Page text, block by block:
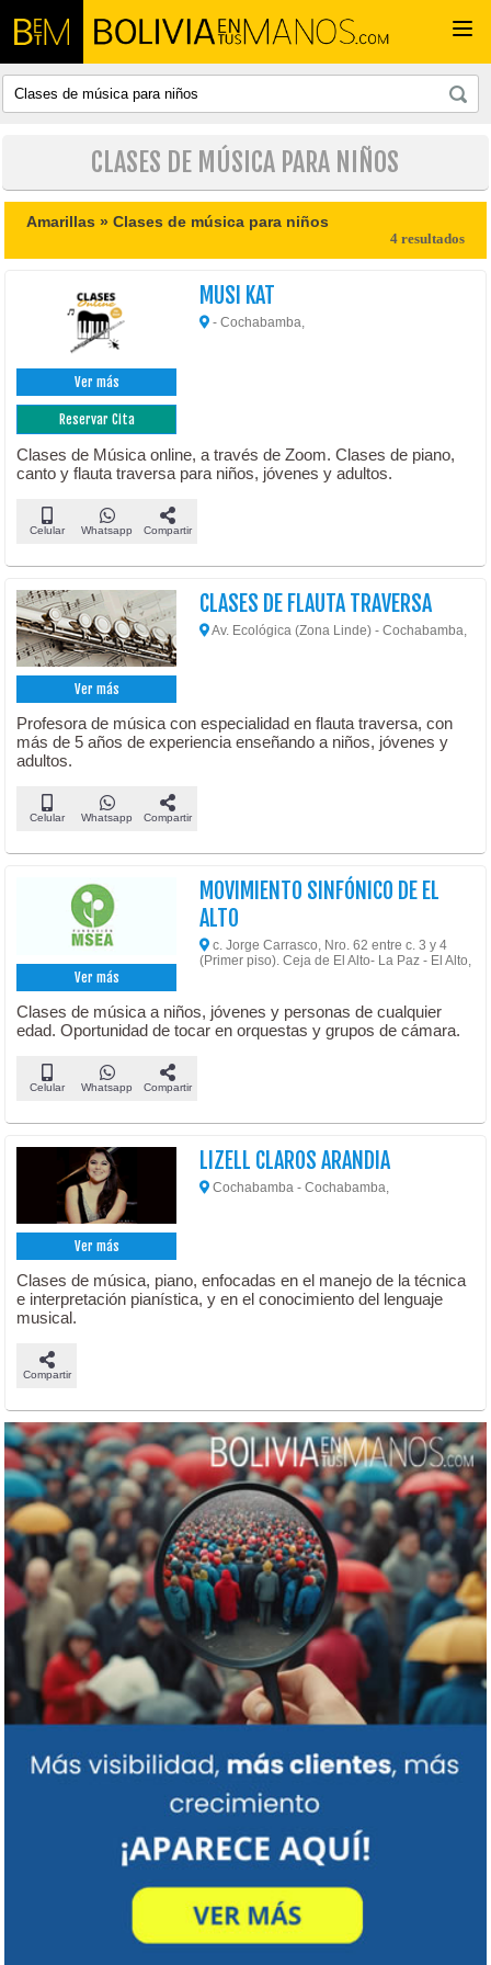
CLASES DE MÚSICA PARA NIÑOS
Amarillas »Clases de música para niños
4 resultados
Ver más
Reservar Cita
MUSI KAT
- Cochabamba,
Clases de Música online, a través de Zoom. Clases de piano,
canto y flauta traversa para niños, jóvenes y adultos.
Celular Whatsapp Compartir
Ver más
CLASES DE FLAUTA TRAVERSA
Av. Ecológica (Zona Linde) - Cochabamba,
Profesora de música con especialidad en flauta traversa, con
más de 5 años de experiencia enseñando a niños, jóvenes y
adultos.
Celular Whatsapp Compartir
Ver más
MOVIMIENTO SINFÓNICO DE EL
ALTO
c. Jorge Carrasco, Nro. 62 entre c. 3 y 4
(Primer piso). Ceja de El Alto- La Paz - El Alto,
Clases de música a niños, jóvenes y personas de cualquier
edad. Oportunidad de tocar en orquestas y grupos de cámara.
Celular Whatsapp Compartir
Ver más
LIZELL CLAROS ARANDIA
Cochabamba - Cochabamba,
Clases de música, piano, enfocadas en el manejo de la técnica
e interpretación pianística, y en el conocimiento del lenguaje
musical.
Compartir